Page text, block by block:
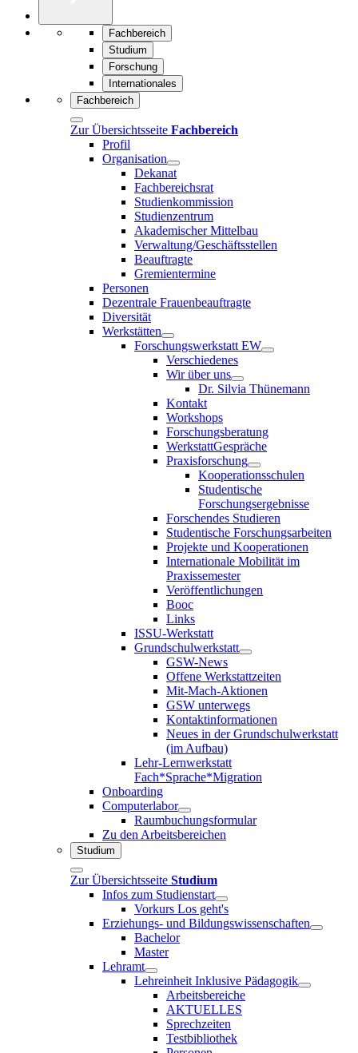
Fachbereich
Studium
Forschung
Internationales
Fachbereich
Zur Übersichtsseite Fachbereich
Profil
Organisation
Dekanat
Fachbereichsrat
Studienkommission
Studienzentrum
Akademischer Mittelbau
Verwaltung/Geschäftsstellen
Beauftragte
Gremientermine
Personen
Dezentrale Frauenbeauftragte
Diversität
Werkstätten
Forschungswerkstatt EW
Verschiedenes
Wir über uns
Dr. Silvia Thünemann
Kontakt
Workshops
Forschungsberatung
WerkstattGespräche
Praxisforschung
Kooperationsschulen
Studentische
Forschungsergebnisse
Forschendes Studieren
Studentische Forschungsarbeiten
Projekte und Kooperationen
Internationale Mobilität im
Praxissemester
Veröffentlichungen
Booc
Links
ISSU-Werkstatt
Grundschulwerkstatt
GSW-News
Offene Werkstattzeiten
Mit-Mach-Aktionen
GSW unterwegs
Kontaktinformationen
Neues in der Grundschulwerkstatt
(im Aufbau)
Lehr-Lernwerkstatt
Fach*Sprache*Migration
Onboarding
Computerlabor
Raumbuchungsformular
Zu den Arbeitsbereichen
Studium
Zur Übersichtsseite Studium
Infos zum Studienstart
Vorkurs Los geht's
Erziehungs- und Bildungswissenschaften
Bachelor
Master
Lehramt
Lehreinheit Inklusive Pädagogik
Arbeitsbereiche
AKTUELLES
Sprechzeiten
Testbibliothek